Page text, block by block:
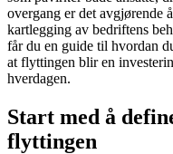
overgang er det avgjørende
kartlegging av bedriftens
får du en guide til hvordan
at flyttingen blir en
hverdagen.
Start med å
flyttingen